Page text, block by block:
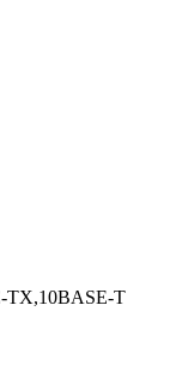
TX,10BASE-T